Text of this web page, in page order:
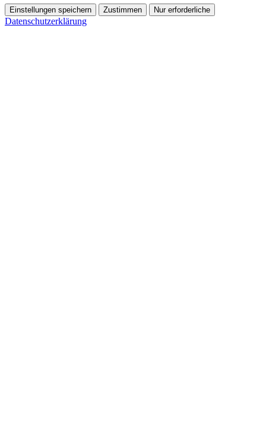
Einstellungen speichern Zustimmen Nur erforderliche
Datenschutzerklärung